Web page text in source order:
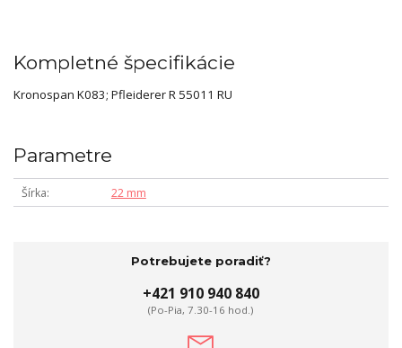
Kompletné špecifikácie
Kronospan K083; Pfleiderer R 55011 RU
Parametre
Šírka 22 mm
Potrebujete poradiť?
+421 910 940 840
(Po-Pia, 7.30-16 hod.)